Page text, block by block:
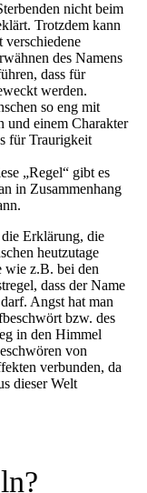
nicht beim
Trotzdem kann
verschiedene
des Namens
dass für
werden.
so eng mit
und einem Charakter
für Traurigkeit
„Regel“ gibt es
in Zusammenhang
Erklärung, die
heutzutage
wie z.B. bei den
dass der Name
Angst hat man
bzw. des
in den Himmel
von
verbunden, da
dieser Welt